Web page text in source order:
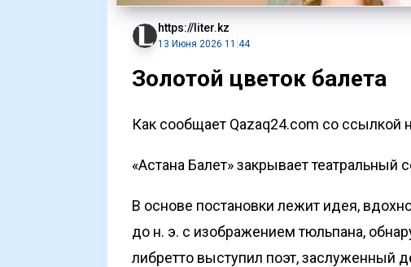
https://liter.kz
13 Июня 2026 11:44
Золотой цветок балета
Как сообщает Qazaq24.com со ссылкой
«Астана Балет» закрывает театральный
В основе постановки лежит идея,
до н. э. с изображением тюльпана,
либретто выступил поэт, заслуженный